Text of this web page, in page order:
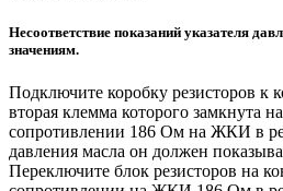
Несоответствие показаний указателя
значениям.
Подключите коробку резисторов к
вторая клемма которого замкнута
сопротивлении 186 Ом на ЖКИ в
давления масла он должен
Переключите блок резисторов на